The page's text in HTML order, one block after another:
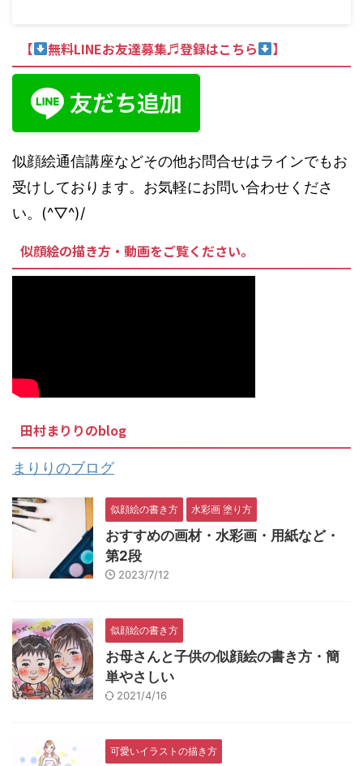
【 無料LINEお友達募集♬登録はこちら 】
似顔絵通信講座などその他お問合せはラインでもお
受けしております。お気軽にお問い合わせくださ
い。(^▽^)/
似顔絵の描き方・動画をご覧ください。
田村まりりのblog
まりりのブログ
似顔絵の書き方 水彩画 塗り方
おすすめの画材・水彩画・用紙など・
第2段
2023/7/12
似顔絵の書き方
お母さんと子供の似顔絵の書き方・簡
単やさしい
2021/4/16
可愛いイラストの描き方